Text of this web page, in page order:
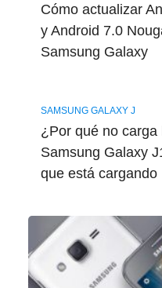
Cómo actualizar
y Android 7.0
Samsung Galaxy
SAMSUNG GALAXY J
¿Por qué no carga
Samsung Galaxy
que está cargando